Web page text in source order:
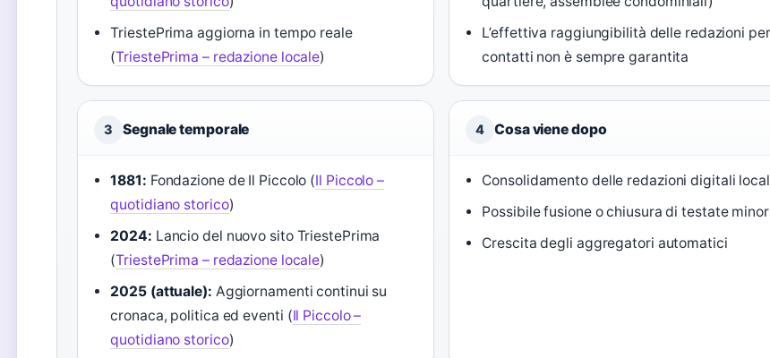
TriestePrima aggiorna in tempo reale
(TriestePrima – redazione locale)
L’effettiva raggiungibilità delle redazioni per
contatti non è sempre garantita
3 Segnale temporale
1881: Fondazione de Il Piccolo (Il Piccolo –
quotidiano storico)
2024: Lancio del nuovo sito TriestePrima
(TriestePrima – redazione locale)
2025 (attuale): Aggiornamenti continui su
cronaca, politica ed eventi (Il Piccolo –
quotidiano storico)
4 Cosa viene dopo
Consolidamento delle redazioni digitali
Possibile fusione o chiusura di testate
Crescita degli aggregatori automatici